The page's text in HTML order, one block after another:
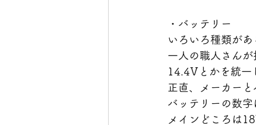
・バッテリー
いろいろ種類が
一人の職人さん
14.4Vとかを統一
正直、メーカー
バッテリーの数
メインどころは